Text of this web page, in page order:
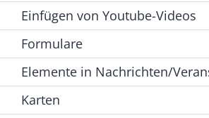
Einfügen von Youtube-Videos
Formulare
Elemente in Nachrichten/
Karten